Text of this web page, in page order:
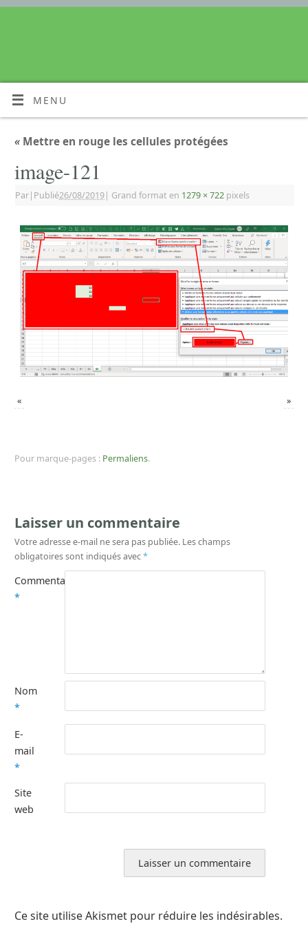
MENU
« Mettre en rouge les cellules protégées
image-121
Par| Publié26/08/2019| Grand format en 1279 × 722 pixels
« »
Pour marque-pages : Permaliens.
Laisser un commentaire
Votre adresse e-mail ne sera pas publiée. Les champs
obligatoires sont indiqués avec*
Commentaire
*
Nom
*
E-
mail
*
Site
web
Ce site utilise Akismet pour réduire les indésirables.